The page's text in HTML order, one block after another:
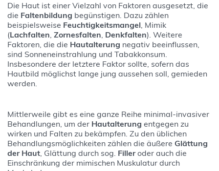
Die Haut ist einer Vielzahl von Faktoren ausgesetzt, die
die Faltenbildung begünstigen. Dazu zählen
beispielsweise Feuchtigkeitsmangel, Mimik
(Lachfalten, Zornesfalten, Denkfalten). Weitere
Faktoren, die die Hautalterung negativ beeinflussen,
sind Sonneneinstrahlung und Tabakkonsum.
Insbesondere der letztere Faktor sollte, sofern das
Hautbild möglichst lange jung aussehen soll, gemieden
werden.
Mittlerweile gibt es eine ganze Reihe minimal-invasiver
Behandlungen, um der Hautalterung entgegen zu
wirken und Falten zu bekämpfen. Zu den üblichen
Behandlungsmöglichkeiten zählen die äußere Glättung
der Haut, Glättung durch sog. Filleroder auch die
Einschränkung der mimischen Muskulatur durch